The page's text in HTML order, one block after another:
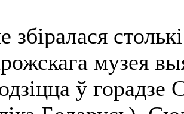
збіралася
музея
ў